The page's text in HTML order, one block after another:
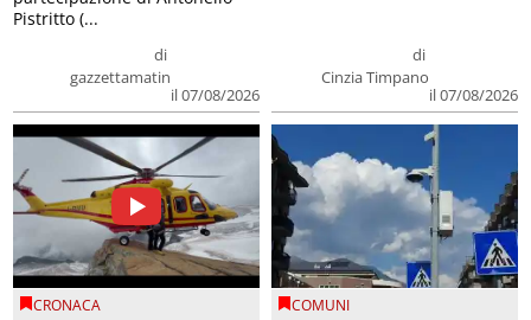
di
gazzettamatin
il 07/08/2026
Pistritto (...
di
Cinzia Timpano
il 07/08/2026
CRONACA COMUNI